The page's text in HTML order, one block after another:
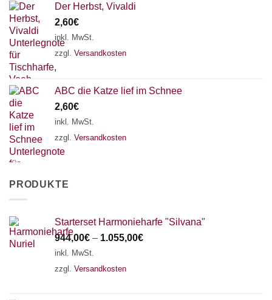
Der Herbst, Vivaldi
2,60€
inkl. MwSt.
zzgl. Versandkosten
ABC die Katze lief im Schnee
2,60€
inkl. MwSt.
zzgl. Versandkosten
PRODUKTE
Starterset Harmonieharfe "Silvana"
944,00€ – 1.055,00€
inkl. MwSt.
zzgl. Versandkosten